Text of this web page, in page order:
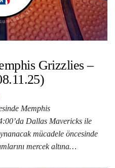
Grizzlies –
Memphis
Dallas Mavericks ile
mücadele öncesinde
mercek altına…